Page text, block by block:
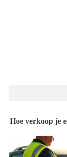
Hoe verkoop je